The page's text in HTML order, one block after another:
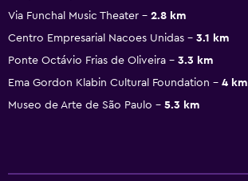
Via Funchal Music Theater
2.8 km
Centro Empresarial Nacoes Unidas
3.1 km
Ponte Octávio Frias de Oliveira
3.3 km
Ema Gordon Klabin Cultural Foundation
4 km
Museo de Arte de São Paulo
5.3 km